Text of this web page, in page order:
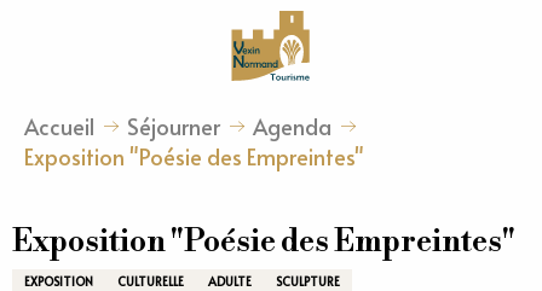
Accueil Séjourner
Agenda
Exposition "Poésie des Empreintes"
Exposition "Poésie des Empreintes"
EXPOSITION CULTURELLE ADULTE SCULPTURE